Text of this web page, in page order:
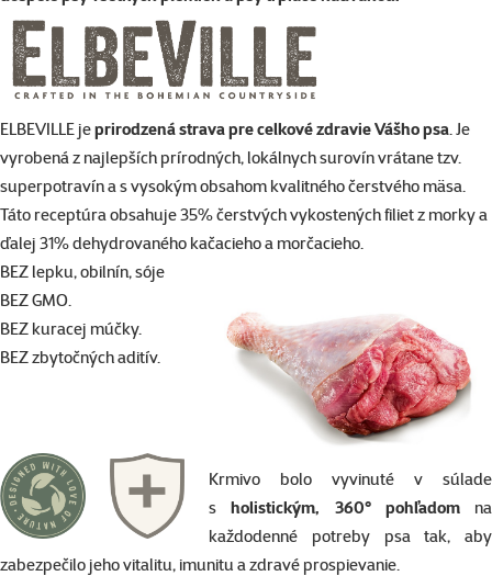
ELBEVILLE jeprirodzená strava pre celkové zdravie Vášho psa . Je
vyrobená z najlepších prírodných, lokálnych surovín vrátane tzv.
superpotravín a s vysokým obsahom kvalitného čerstvého mäsa.
Táto receptúra obsahuje 35% čerstvých vykostených filiet z morky a
ďalej 31% dehydrovaného kačacieho a morčacieho.
BEZ lepku, obilnín, sóje
BEZ GMO.
BEZ kuracej múčky.
BEZ zbytočných aditív.
Krmivo bolo vyvinuté v súlade
sholistickým, 360° pohľadomna
každodenné potreby psa tak, aby
zabezpečilo jeho vitalitu, imunitu a zdravé prospievanie.